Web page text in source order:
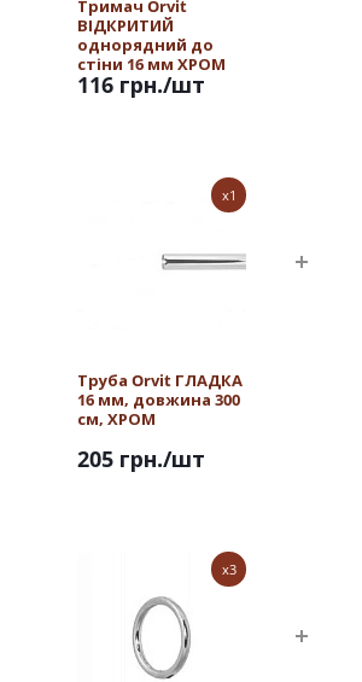
Тримач Orvit
ВІДКРИТИЙ
однорядний до
стіни 16 мм ХРОМ
116 грн./шт
x1
Труба Orvit ГЛАДКА
16 мм, довжина 300
см, ХРОМ
205 грн./шт
x3